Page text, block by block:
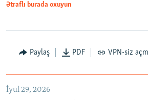
Ətraflı burada oxuyun
Paylaş PDF VPN-siz
İyul 29, 2026